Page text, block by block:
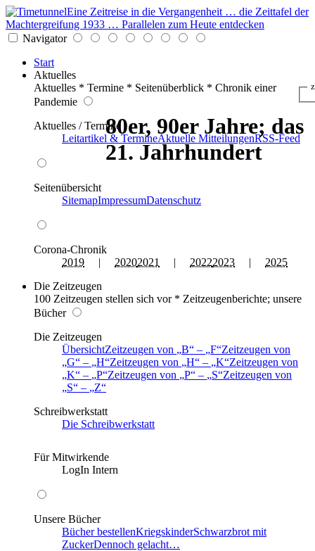
Eine Zeitreise in die Vergangenheit … die Zeittafel der
Machtergreifung 1933 … Parallelen zum Heute entdecken
Navigator
Start
Aktuelles
Aktuelles * Termine * Seitenüberblick * Chronik einer
Pandemie
Aktuelles / Termine
Leitartikel & TermineAktuelle MitteilungenRSS-Feed
Seitenübersicht
SitemapImpressumDatenschutz
Corona-Chronik
2019 | 20202021 | 20222023 | 2025
Die Zeitzeugen
100 Zeitzeugen stellen sich vor * Zeitzeugenberichte; unsere
Bücher
Die Zeitzeugen
ÜbersichtZeitzeugen von B – F Zeitzeugen von
G
– H Zeitzeugen von H – K Zeitzeugen von
K
– P Zeitzeugen von P – S Zeitzeugen von
S
–
Z
Schreibwerkstatt
Die Schreibwerkstatt
Für Mitwirkende
LogIn Intern
Unsere Bücher
Bücher bestellenKriegskinderSchwarzbrot mit
ZuckerDennoch gelacht…
80er, 90er Jahre; das
21. Jahrhundert